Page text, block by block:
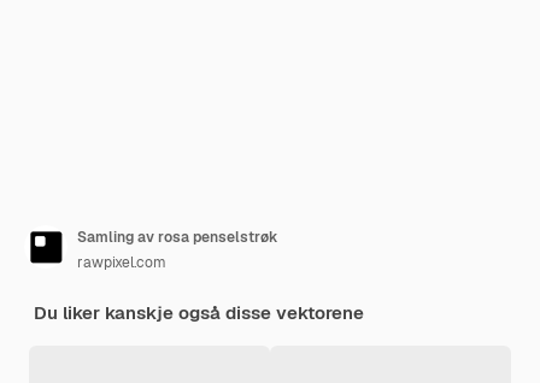
Samling av rosa penselstrøk
rawpixel.com
Du liker kanskje også disse vektorene